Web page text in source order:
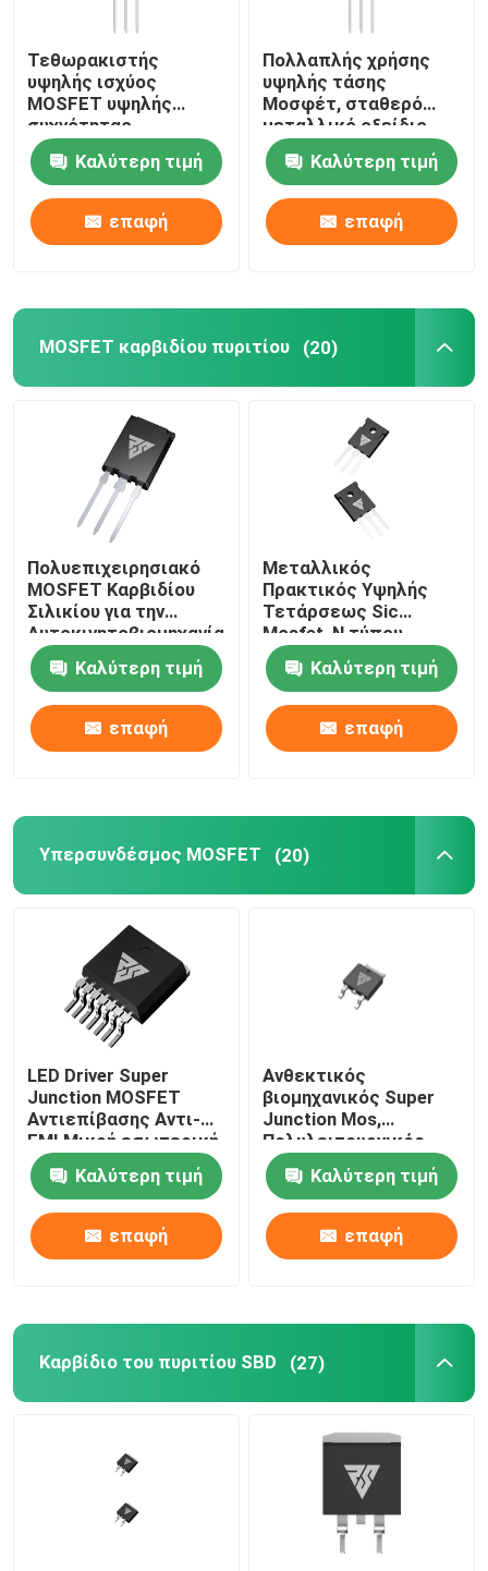
Ηλεκτρικός ημιαγωγός SIC
Τεθωρακιστής
υψηλής ισχύος
MOSFET υψηλής
συχνότητας
Καλύτερη τιμή
επαφή
Πολλαπλής χρήσης
υψηλής τάσης
Μοσφέτ, σταθερό
μεταλλικό οξείδιο
πεδίο εφέ
τρανζίστορ
Καλύτερη τιμή
επαφή
MOSFET καρβιδίου πυριτίου (20)
Πολυεπιχειρησιακό
MOSFET Καρβιδίου
Σιλικίου για την
Αυτοκινητοβιομηχανία
Καλύτερη τιμή
επαφή
Μεταλλικός
Πρακτικός Υψηλής
Τετάρσεως Sic
Mosfet, N τύπου
ημιαγωγός καρβιδίου
πυριτίουΚαλύτερη τιμή
επαφή
Υπερσυνδέσμος MOSFET (20)
LED Driver Super
Junction MOSFET
Αντιεπίβασης Αντι-
ΕΜΙ Μικρή εσωτερική
αντίσταση
Καλύτερη τιμή
επαφή
Ανθεκτικός
βιομηχανικός Super
Junction Mos,
Πολυλειτουργικός
Mosfet Discrete
Καλύτερη τιμή
επαφή
Καρβίδιο του πυριτίου SBD (27)